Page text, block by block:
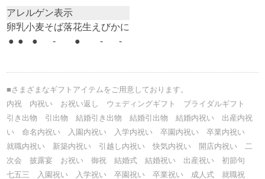
アレルゲン表示
卵乳小麦そば落花生 えびかに
● ● ● - ● - -
■さまざまなギフトアイテムをご用意しております。
内祝 内祝い お祝い返し ウェディングギフト ブライダルギフト
引き出物 引出物 結婚引き出物 結婚引出物 結婚内祝い 出産内祝
い 命名内祝い 入園内祝い 入学内祝い 卒園内祝い 卒業内祝い
就職内祝い 新築内祝い 引越し内祝い 快気内祝い 開店内祝い 二
次会 披露宴 お祝い 御祝 結婚式 結婚祝い 出産祝い 初節句
七五三 入園祝い 入学祝い 卒園祝い 卒業祝い 成人式 就職祝